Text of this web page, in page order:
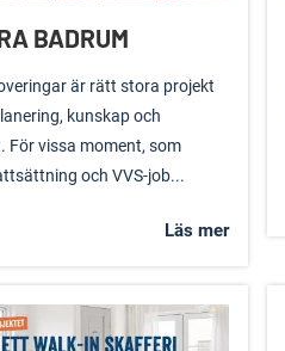
BADRUM
är rätt stora projekt
kunskap och
För vissa moment, som
och VVS-job...
Läs mer